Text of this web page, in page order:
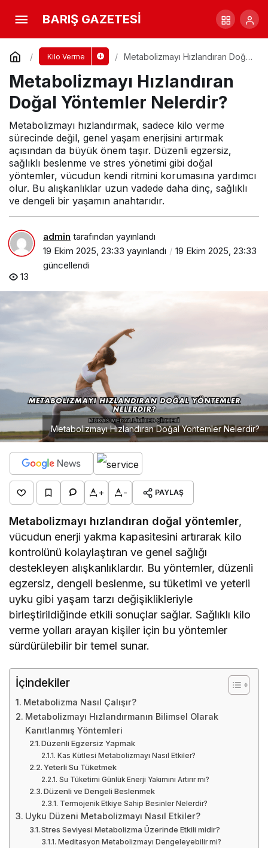
BARIŞ GAZETESİ
Kilo Verme
Metabolizmayı Hızlandıran Doğal
Metabolizmayı Hızlandıran
Doğal Yöntemler Nelerdir?
Metabolizmayı hızlandırmak, sadece kilo verme
sürecinde değil, genel yaşam enerjisini artırmak
açısından da büyük önem taşır. Düzenli egzersiz,
sağlıklı beslenme ve stres yönetimi gibi doğal
yöntemler, vücudun kendi ritmini korumasına yardımcı
olur. Bu alışkanlıklar uzun vadede daha dinç, sağlıklı
ve dengeli bir yaşamın anahtarıdır.
admin tarafından yayınlandı
19 Ekim 2025, 23:33 yayınlandı
19 Ekim 2025, 23:33
güncellendi
13
Metabolizmayı Hızlandıran Doğal Yöntemler Nelerdir?
+ - PAYLAŞ
Metabolizmayı hızlandıran doğal yöntemler,
vücudun enerji yakma kapasitesini artırarak kilo
kontrolünü kolaylaştıran ve genel sağlığı
destekleyen alışkanlıklardır. Bu yöntemler, düzenli
egzersiz, dengeli beslenme, su tüketimi ve yeterli
uyku gibi yaşam tarzı değişiklikleriyle
birleştirildiğinde etkili sonuçlar sağlar. Sağlıklı kilo
verme yolları arayan kişiler için bu yöntemler
sürdürülebilir bir temel sunar.
İçindekiler
Metabolizma Nasıl Çalışır?
Metabolizmayı Hızlandırmanın Bilimsel Olarak
Kanıtlanmış Yöntemleri
Düzenli Egzersiz Yapmak
Kas Kütlesi Metabolizmayı Nasıl Etkiler?
Yeterli Su Tüketmek
Su Tüketimi Günlük Enerji Yakımını Artırır mı?
Düzenli ve Dengeli Beslenmek
Termojenik Etkiye Sahip Besinler Nelerdir?
Uyku Düzeni Metabolizmayı Nasıl Etkiler?
Stres Seviyesi Metabolizma Üzerinde Etkili midir?
Meditasyon Metabolizmayı Dengeleyebilir mi?
Kilo Vermeye Çalışırken Yapılan 7 Yaygın
HataYorum Yap Paylaş